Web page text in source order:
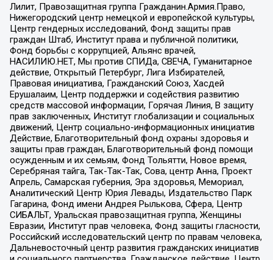
Лилит, Правозащитная группа Гражданин.Армия.Право,
Нижегородский центр немецкой и европейской культуры,
Центр гендерных исследований, Фонд защиты прав
граждан Штаб, Институт права и публичной политики,
Фонд борьбы с коррупцией, Альянс врачей,
НАСИЛИЮ.НЕТ, Мы против СПИДа, СВЕЧА, Гуманитарное
действие, Открытый Петербург, Лига Избирателей,
Правовая инициатива, Гражданский Союз, Хасдей
Ерушалаим, Центр поддержки и содействия развитию
средств массовой информации, Горячая Линия, В защиту
прав заключенных, Институт глобализации и социальных
движений, Центр социально-информационных инициатив
Действие, Благотворительный фонд охраны здоровья и
защиты прав граждан, Благотворительный фонд помощи
осужденным и их семьям, Фонд Тольятти, Новое время,
Серебряная тайга, Так-Так-Так, Сова, центр Анна, Проект
Апрель, Самарская губерния, Эра здоровья, Мемориал,
Аналитический Центр Юрия Левады, Издательство Парк
Гагарина, Фонд имени Андрея Рылькова, Сфера, Центр
СИБАЛЬТ, Уральская правозащитная группа, Женщины
Евразии, Институт прав человека, Фонд защиты гласности,
Российский исследовательский центр по правам человека,
Дальневосточный центр развития гражданских инициатив